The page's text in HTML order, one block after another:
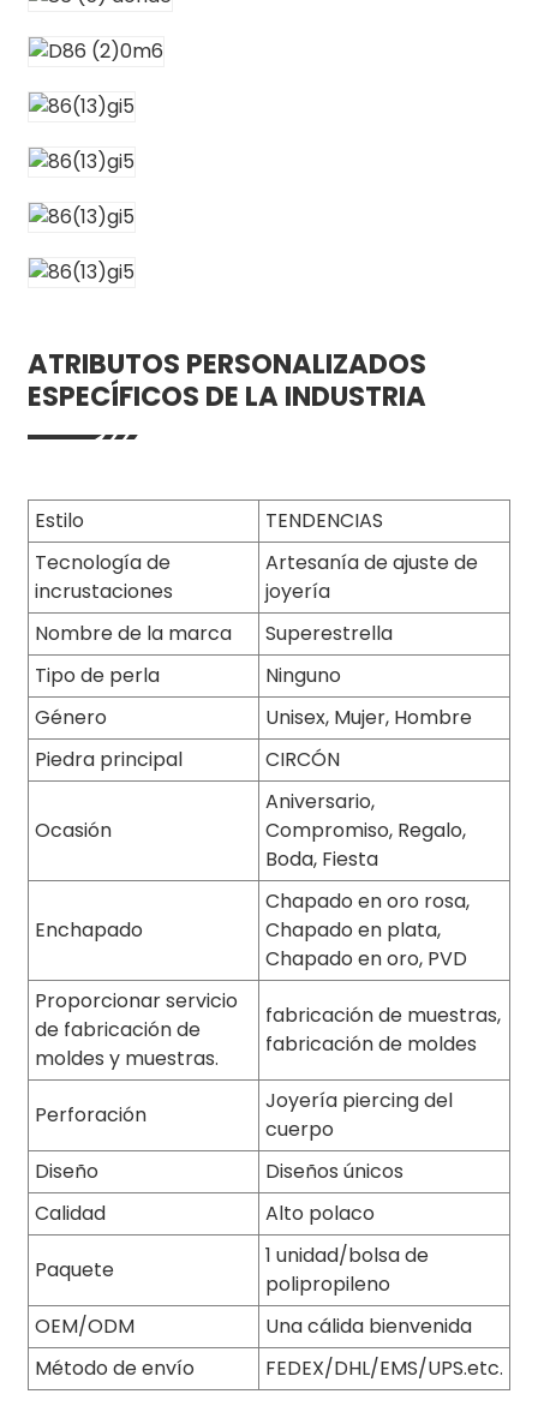
ATRIBUTOS PERSONALIZADOS
ESPECÍFICOS DE LA INDUSTRIA
Estilo
TENDENCIAS
Tecnología de
incrustaciones
Artesanía de ajuste de
joyería
Nombre de la marca
Superestrella
Tipo de perla
Ninguno
Género
Unisex, Mujer, Hombre
Piedra principal
CIRCÓN
Ocasión
Aniversario,
Compromiso, Regalo,
Boda, Fiesta
Enchapado
Chapado en oro rosa,
Chapado en plata,
Chapado en oro, PVD
Proporcionar servicio
de fabricación de
moldes y muestras.
fabricación de muestras,
fabricación de moldes
Perforación
Joyería piercing del
cuerpo
Diseño
Diseños únicos
Calidad
Alto polaco
Paquete
1 unidad/bolsa de
polipropileno
OEM/ODM
Una cálida bienvenida
Método de envío
FEDEX/DHL/EMS/UPS.etc.